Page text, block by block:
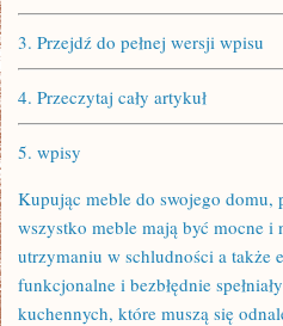
3. Przejdź do pełnej wersji wpisu
4. Przeczytaj cały artykuł
5. wpisy
Kupując meble do swojego domu,
wszystko meble mają być mocne i
utrzymaniu w schludności a także
funkcjonalne i bezbłędnie
kuchennych, które muszą się